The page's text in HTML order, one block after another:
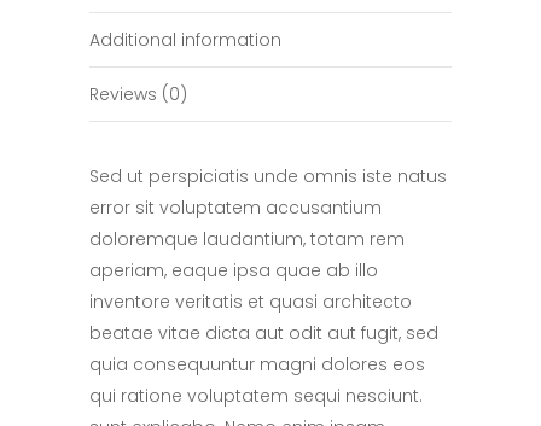
Additional information
Reviews (0)
Sed ut perspiciatis unde omnis iste natus
error sit voluptatem accusantium
doloremque laudantium, totam rem
aperiam, eaque ipsa quae ab illo
inventore veritatis et quasi architecto
beatae vitae dicta aut odit aut fugit, sed
quia consequuntur magni dolores eos
qui ratione voluptatem sequi nesciunt.